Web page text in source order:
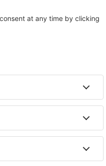
Steinfeld
Steinfeld –